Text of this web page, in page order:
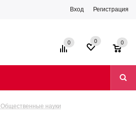
Вход Регистрация
0 0 0
Общественные науки